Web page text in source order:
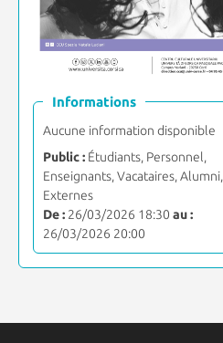
Informations
Aucune information disponible
Public :Étudiants, Personnel,
Enseignants, Vacataires, Alumni,
Externes
De :26/03/2026 18:30 au :
26/03/2026 20:00